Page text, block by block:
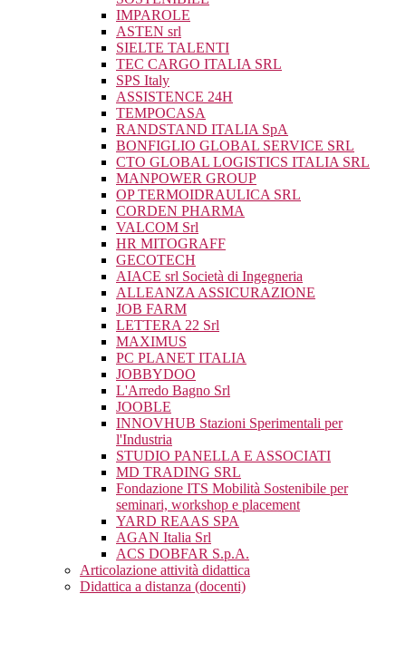
IMPAROLE
ASTEN srl
SIELTE TALENTI
TEC CARGO ITALIA SRL
SPS Italy
ASSISTENCE 24H
TEMPOCASA
RANDSTAND ITALIA SpA
BONFIGLIO GLOBAL SERVICE SRL
CTO GLOBAL LOGISTICS ITALIA SRL
MANPOWER GROUP
OP TERMOIDRAULICA SRL
CORDEN PHARMA
VALCOM Srl
HR MITOGRAFF
GECOTECH
AIACE srl Società di Ingegneria
ALLEANZA ASSICURAZIONE
JOB FARM
LETTERA 22 Srl
MAXIMUS
PC PLANET ITALIA
JOBBYDOO
L'Arredo Bagno Srl
JOOBLE
INNOVHUB Stazioni Sperimentali per
l'Industria
STUDIO PANELLA E ASSOCIATI
MD TRADING SRL
Fondazione ITS Mobilità Sostenibile per
seminari, workshop e placement
YARD REAAS SPA
AGAN Italia Srl
ACS DOBFAR S.p.A.
Articolazione attività didattica
Didattica a distanza (docenti)